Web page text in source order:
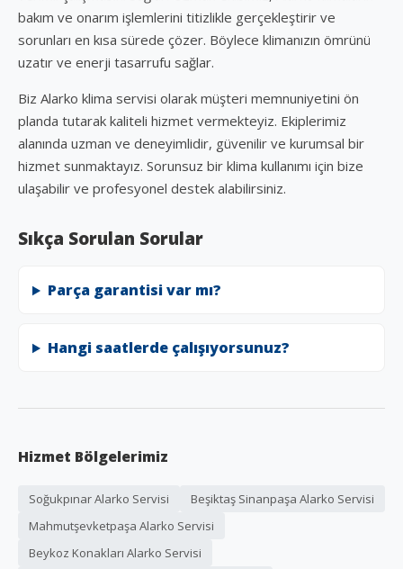
bakım ve onarım işlemlerini titizlikle gerçekleştirir ve
sorunları en kısa sürede çözer. Böylece klimanızın ömrünü
uzatır ve enerji tasarrufu sağlar.
Biz Alarko klima servisi olarak müşteri memnuniyetini ön
planda tutarak kaliteli hizmet vermekteyiz. Ekiplerimiz
alanında uzman ve deneyimlidir, güvenilir ve kurumsal bir
hizmet sunmaktayız. Sorunsuz bir klima kullanımı için bize
ulaşabilir ve profesyonel destek alabilirsiniz.
Sıkça Sorulan Sorular
Parça garantisi var mı?
Hangi saatlerde çalışıyorsunuz?
Hizmet Bölgelerimiz
Soğukpınar Alarko Servisi
Beşiktaş Sinanpaşa Alarko Servisi
Mahmutşevketpaşa Alarko Servisi
Beykoz Konakları Alarko Servisi